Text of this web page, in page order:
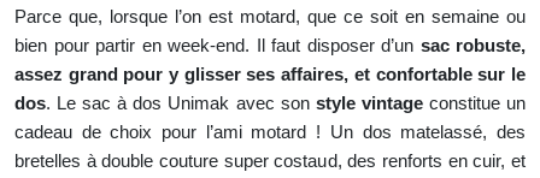
Parce que, lorsque l’on est motard, que ce soit en semaine ou
bien pour partir en week-end. Il faut disposer d’un sac robuste,
assez grand pour y glisser ses affaires, et confortable sur le
dos. Le sac à dos Unimak avec son style vintageconstitue un
cadeau de choix pour l’ami motard ! Un dos matelassé, des
bretelles à double couture super costaud, des renforts en cuir, et